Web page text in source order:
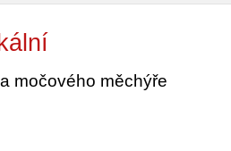
močového měchýře